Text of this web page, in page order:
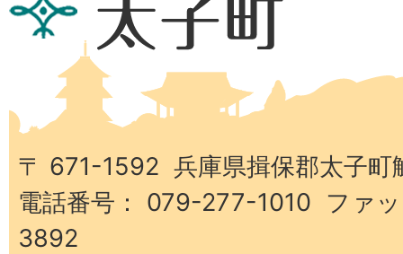
庫
子
町
〒 671-1592 兵庫県揖保郡太子町
電話番号： 079-277-1010 ファ
3892